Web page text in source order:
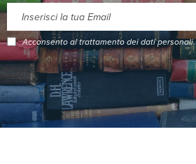
Acconsento al trattamento dei dati personali.